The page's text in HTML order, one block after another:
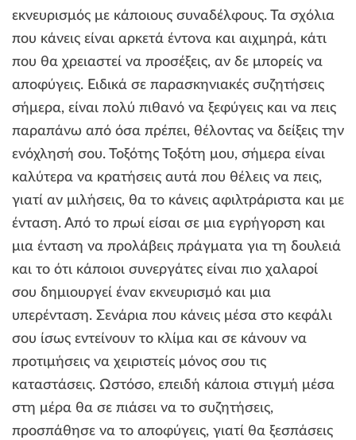
εκνευρισμός με κάποιους συναδέλφους. Τα σχόλια
που κάνεις είναι αρκετά έντονα και αιχμηρά, κάτι
που θα χρειαστεί να προσέξεις, αν δε μπορείς να
αποφύγεις. Ειδικά σε παρασκηνιακές συζητήσεις
σήμερα, είναι πολύ πιθανό να ξεφύγεις και να πεις
παραπάνω από όσα πρέπει, θέλοντας να δείξεις την
ενόχλησή σου. Τοξότης Τοξότη μου, σήμερα είναι
καλύτερα να κρατήσεις αυτά που θέλεις να πεις,
γιατί αν μιλήσεις, θα το κάνεις αφιλτράριστα και με
ένταση. Από το πρωί είσαι σε μια εγρήγορση και
μια ένταση να προλάβεις πράγματα για τη δουλειά
και το ότι κάποιοι συνεργάτες είναι πιο χαλαροί
σου δημιουργεί έναν εκνευρισμό και μια
υπερένταση. Σενάρια που κάνεις μέσα στο κεφάλι
σου ίσως εντείνουν το κλίμα και σε κάνουν να
προτιμήσεις να χειριστείς μόνος σου τις
καταστάσεις. Ωστόσο, επειδή κάποια στιγμή μέσα
στη μέρα θα σε πιάσει να το συζητήσεις,
προσπάθησε να το αποφύγεις, γιατί θα ξεσπάσεις